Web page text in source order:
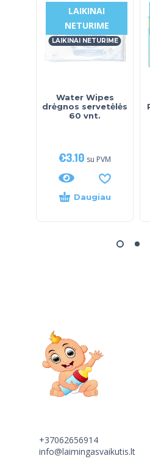
LAIKINAI
NETURIME
LAIKINAI NETURIME
Water Wipes
drėgnos servetėlės
60 vnt.
€3.10 su PVM
Daugiau
+37062656914
info@laimingasvaikutis.lt